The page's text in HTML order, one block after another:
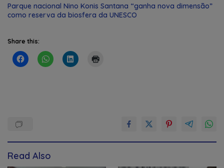
Parque nacional Nino Konis Santana “ganha nova dimensão”
como reserva da biosfera da UNESCO
Share this:
Read Also